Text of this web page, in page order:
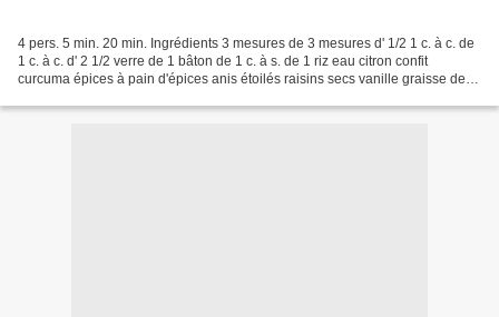
4 pers. 5 min. 20 min. Ingrédients 3 mesures de 3 mesures d' 1/2 1 c. à c. de
1 c. à c. d' 2 1/2 verre de 1 bâton de 1 c. à s. de 1 riz eau citron confit
curcuma épices à pain d'épices anis étoilés raisins secs vanille graisse de